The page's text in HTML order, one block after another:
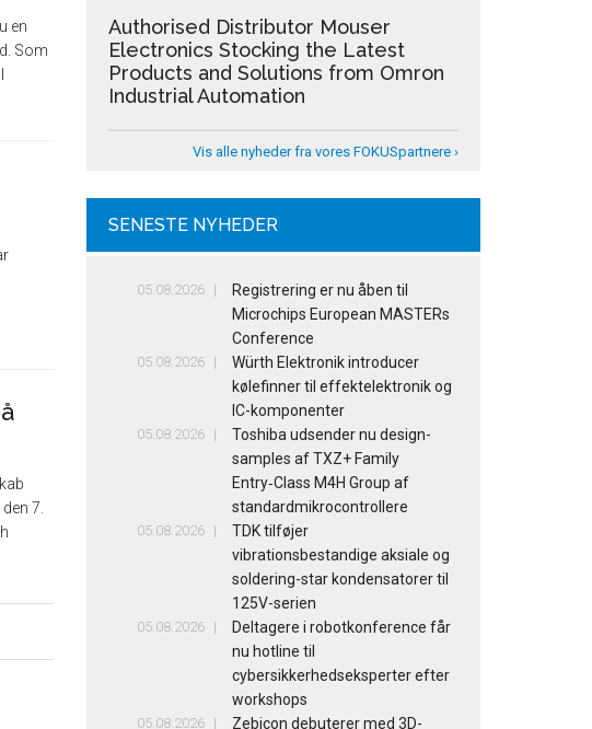
en
Som
7.
Authorised Distributor Mouser
Electronics Stocking the Latest
Products and Solutions from Omron
Industrial Automation
Vis alle nyheder fra vores FOKUSpartnere ›
SENESTE NYHEDER
05.08.2026
Registrering er nu åben til
Microchips European MASTERs
Conference
05.08.2026
Würth Elektronik introducer
kølefinner til effektelektronik og
IC-komponenter
05.08.2026
Toshiba udsender nu design-
samples af TXZ+ Family
Entry‑Class M4H Group af
standardmikrocontrollere
05.08.2026
TDK tilføjer
vibrationsbestandige aksiale og
soldering-star kondensatorer til
125V-serien
05.08.2026
Deltagere i robotkonference får
nu hotline til
cybersikkerhedseksperter efter
workshops
05.08.2026 Zebicon debuterer med 3D-